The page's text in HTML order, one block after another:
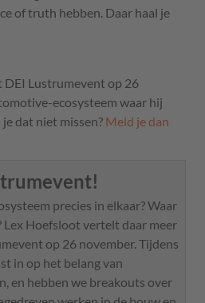
of truth hebben. Daar haal je
Lustrumevent op 26
ecosysteem waar hij
dat niet missen? Meld je dan
precies in elkaar? Waar
Lex Hoefsloot vertelt daar meer
op 26 november. Tijdens
in op het belang van
en hebben we breakouts over